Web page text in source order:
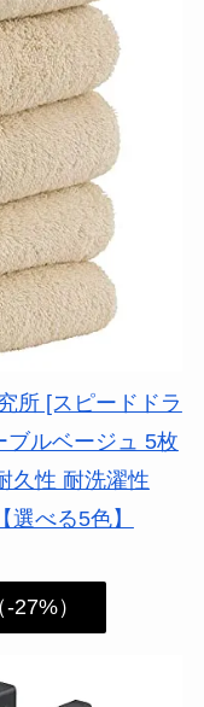
所 [スピードドラ
ブルベージュ 5枚
久性 耐洗濯性
べる5色】
）